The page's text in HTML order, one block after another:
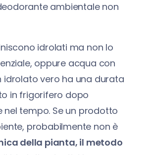
ambientale non
idrolati ma non lo
oppure acqua con
idrolato vero ha una durata
in frigorifero dopo
tempo. Se un prodotto
probabilmente non è
della pianta, il metodo